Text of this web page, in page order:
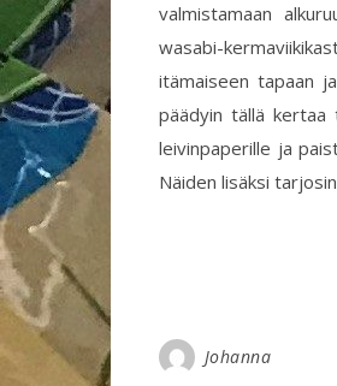
valmistamaan
wasabi-
itämaiseen tapaan
päädyin tällä kertaa
leivinpaperille ja
Näiden lisäksi
Johanna